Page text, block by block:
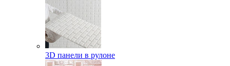
3D панели в рулоне